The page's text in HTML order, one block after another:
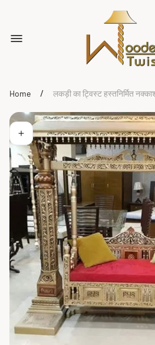
logo"
Home / लकड़ी का ट्विस्ट हस्तनिर्मित